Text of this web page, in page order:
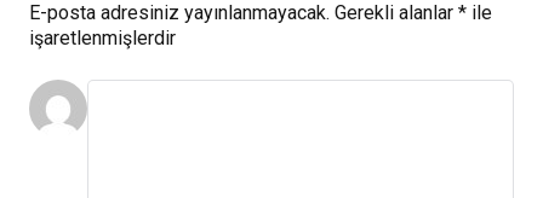
E-posta adresiniz yayınlanmayacak. Gerekli alanlar * ile
işaretlenmişlerdir